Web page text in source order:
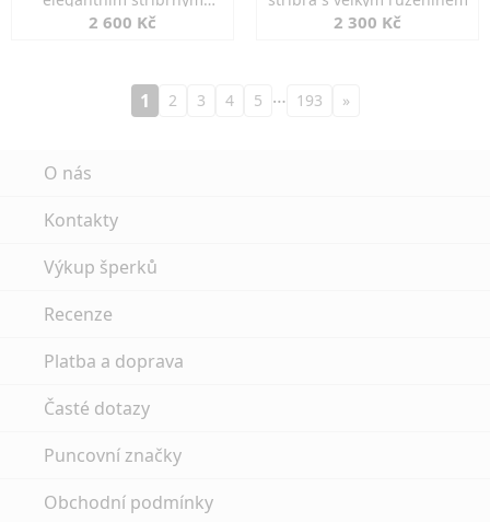
zapínáním
2 600 Kč 2 300 Kč
1 2 3 4 5 … 193 »
O nás
Kontakty
Výkup šperků
Recenze
Platba a doprava
Časté dotazy
Puncovní značky
Obchodní podmínky